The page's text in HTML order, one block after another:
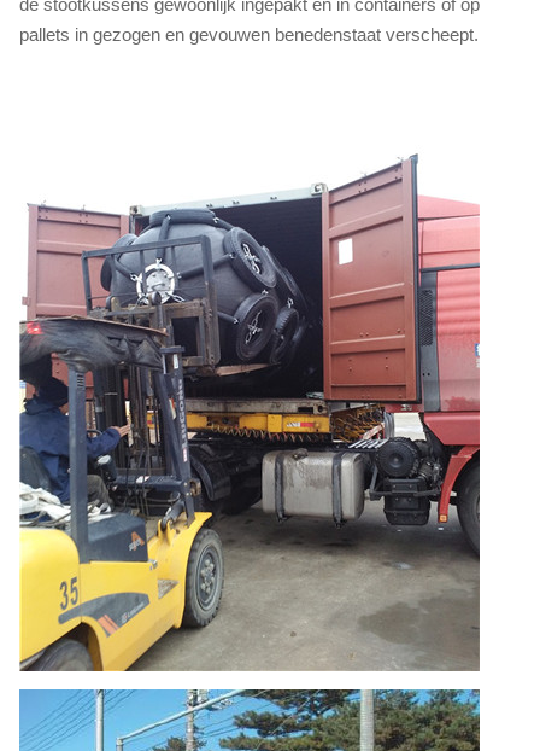
de stootkussens gewoonlijk ingepakt en in containers of op
pallets in gezogen en gevouwen benedenstaat verscheept.